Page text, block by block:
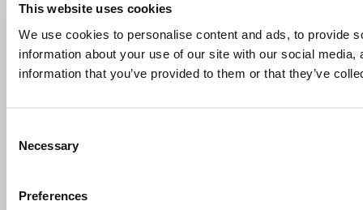
This website uses cookies
We use cookies to personalise content and ads, to provide
information about your use of our site with our social
information that you’ve provided to them or that they’ve
Selection
Necessary
Preferences